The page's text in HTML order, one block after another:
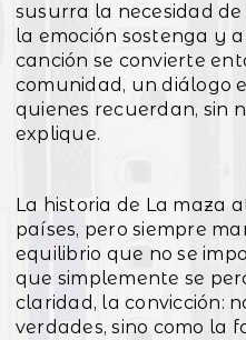
susurra la necesidad
la emoción sostenga y
canción se convierte
comunidad, un diálogo
quienes recuerdan, sin
explique.
La historia de La maza
países, pero siempre
equilibrio que no se
que simplemente se
claridad, la convicción:
verdades, sino como la